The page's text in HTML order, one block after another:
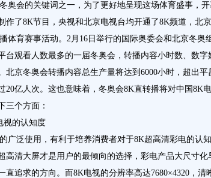
奥会的关键词之一，为了更好地呈现这场体育盛事，
作了8K节目，央视和北京电视台均开通了8K频道，北
体育赛事活动。2月16日举行的国际奥委会和北京冬奥
台观看人数最多的一届冬奥会，转播内容小时数、数字
北京冬奥会转播内容总生产量将达到6000小时，超出平
20亿人次。这也意味着，冬奥会8K直转播将对中国8K
三个方面：
视的认知度
广泛使用，有利于培养消费者对于8K超高清彩电的认
高清大屏才是用户的最倾向的选择，彩电产品大尺寸化
追求的方向。而8K电视的分辨率高达7680×4320，清